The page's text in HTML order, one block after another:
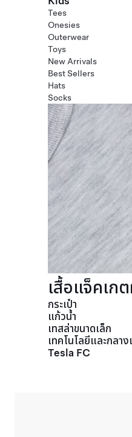
Tees
Onesies
Outerwear
Toys
New Arrivals
Best Sellers
Hats
Socks
เสื้อแจ็คเก
กระเป๋า
แก้วน้ำ
เทสล่าขนาดเล็ก
เทคโนโลยีและกลา
Tesla FC